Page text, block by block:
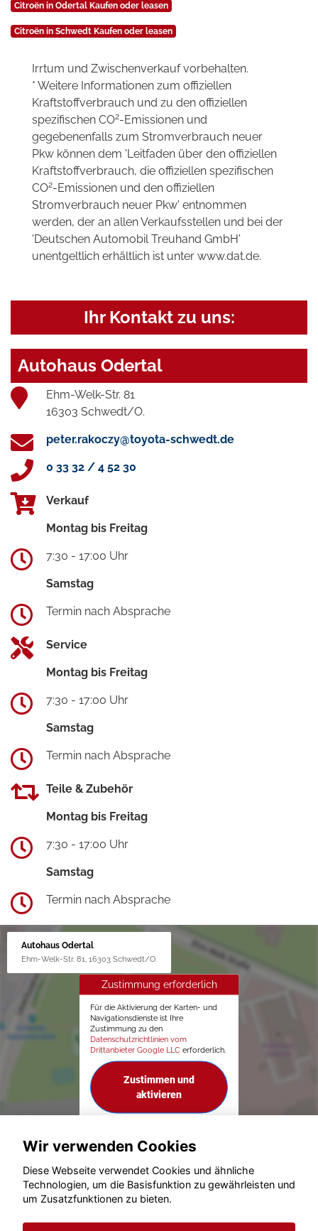
Citroën in Odertal Kaufen oder leasen
Citroën in Schwedt Kaufen oder leasen
Irrtum und Zwischenverkauf vorbehalten.
* Weitere Informationen zum offiziellen
Kraftstoffverbrauch und zu den offiziellen
spezifischen CO2-Emissionen und
gegebenenfalls zum Stromverbrauch neuer
Pkw können dem 'Leitfaden über den offiziellen
Kraftstoffverbrauch, die offiziellen spezifischen
CO2-Emissionen und den offiziellen
Stromverbrauch neuer Pkw' entnommen
werden, der an allen Verkaufsstellen und bei der
'Deutschen Automobil Treuhand GmbH'
unentgeltlich erhältlich ist unter www.dat.de.
Ihr Kontakt zu uns:
Autohaus Odertal
Ehm-Welk-Str. 81
16303 Schwedt/O.
peter.rakoczy@toyota-schwedt.de
0 33 32 / 4 52 30
Verkauf
Montag bis Freitag
7:30 - 17:00 Uhr
Samstag
Termin nach Absprache
Service
Montag bis Freitag
7:30 - 17:00 Uhr
Samstag
Termin nach Absprache
Teile & Zubehör
Montag bis Freitag
7:30 - 17:00 Uhr
Samstag
Termin nach Absprache
Autohaus Odertal
Ehm-Welk-Str. 81, 16303 Schwedt/O.
Zustimmung erforderlich
Für die Aktivierung der Karten- und
Navigationsdienste ist Ihre
Zustimmung zu den
Datenschutzrichtlinien vom
Drittanbieter Google LLC erforderlich.
Zustimmen und
aktivieren
© konjunkturmotor.de GmbH 2020 - 2026
Wir verwenden Cookies
Diese Webseite verwendet Cookies und ähnliche
Technologien, um die Basisfunktion zu gewährleisten und
um Zusatzfunktionen zu bieten.